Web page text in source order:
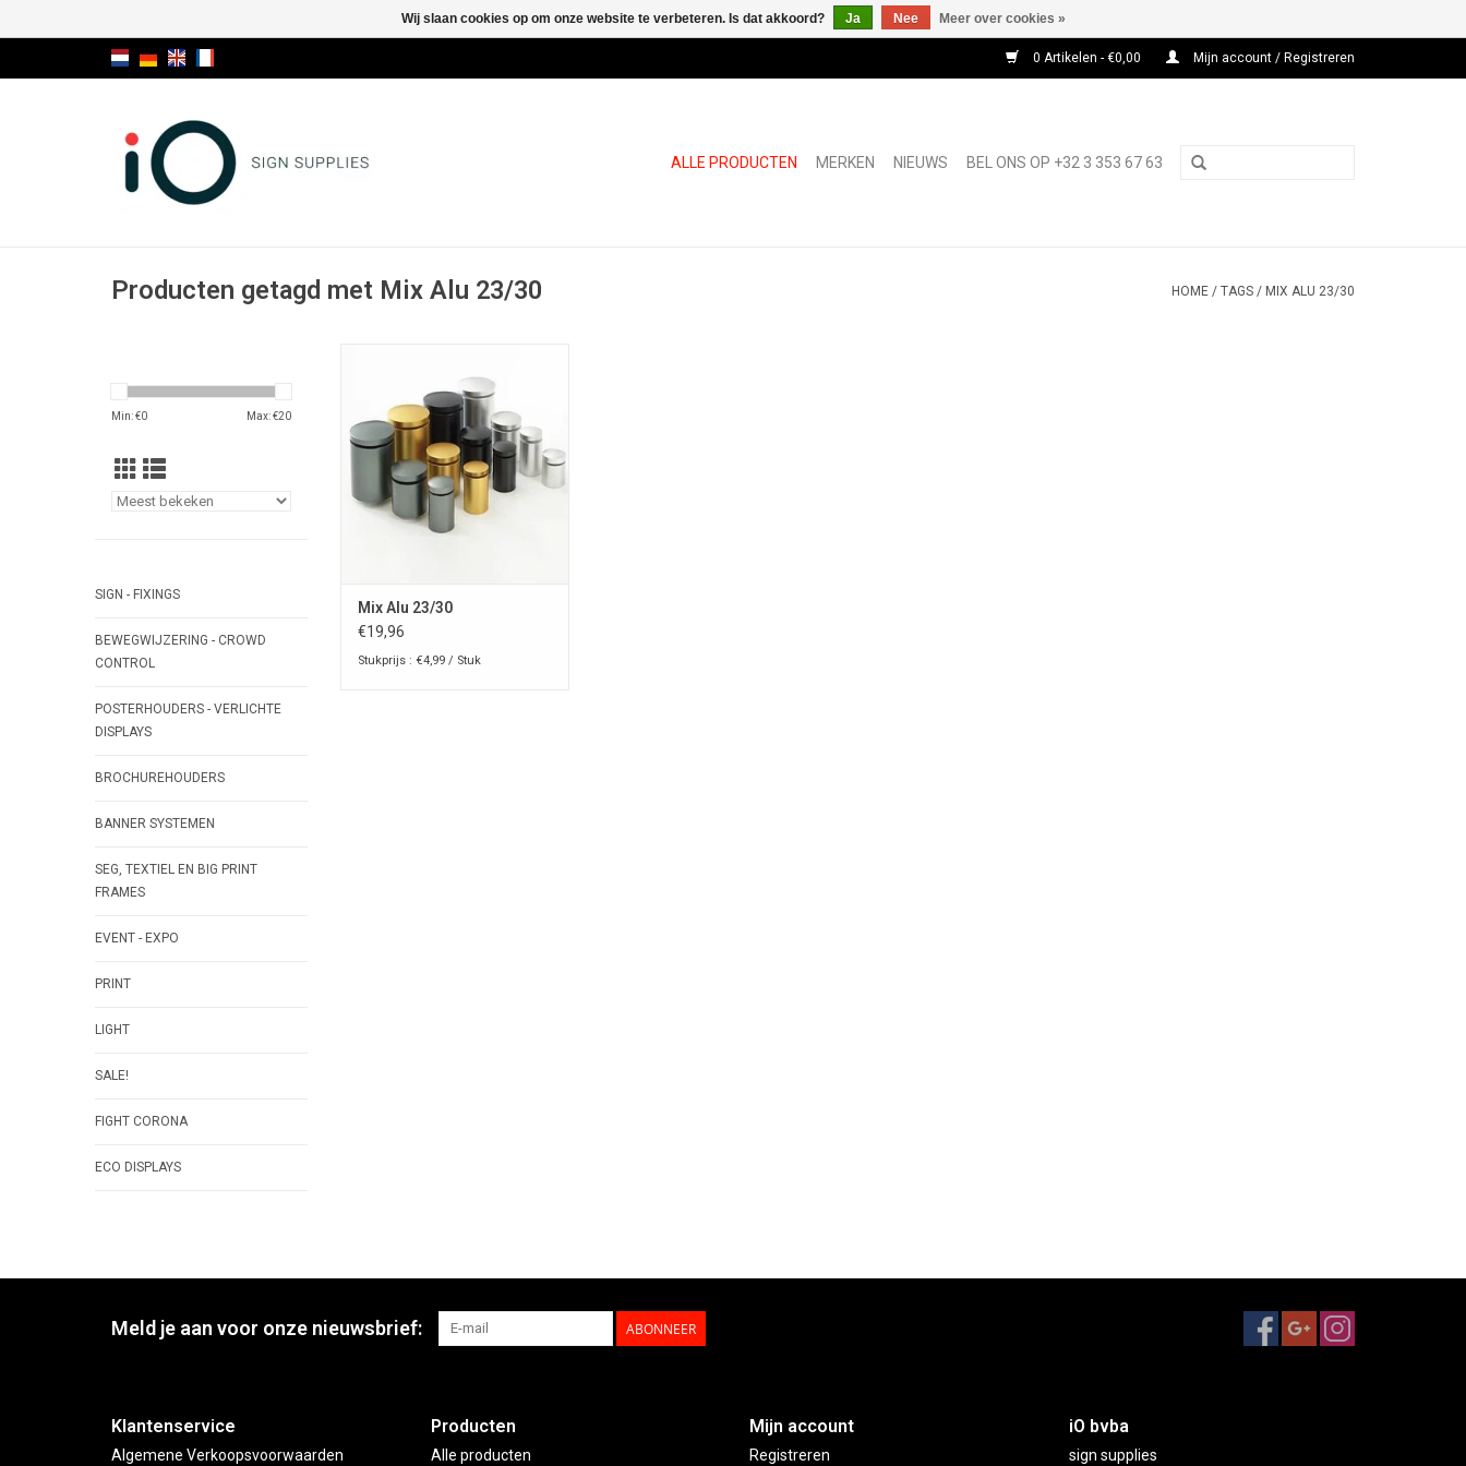
0 Artikelen - €0,00 Mijn account / Registreren
ALLE PRODUCTEN MERKEN NIEUWS BEL ONS OP +32 3 353 67 63
Producten getagd met Mix Alu 23/30 HOME / TAGS / MIX ALU 23/30
Min: €0 Max: €20
SIGN - FIXINGS
BEWEGWIJZERING - CROWD
CONTROL
POSTERHOUDERS - VERLICHTE
DISPLAYS
BROCHUREHOUDERS
BANNER SYSTEMEN
SEG, TEXTIEL EN BIG PRINT
FRAMES
EVENT - EXPO
PRINT
LIGHT
SALE!
FIGHT CORONA
ECO DISPLAYS
Mix Alu 23/30
€19,96
Stukprijs : €4,99 / Stuk
Meld je aan voor onze nieuwsbrief: ABONNEER
Klantenservice
Algemene Verkoopsvoorwaarden
Producten
Alle producten
Mijn account
Registreren
iO bvba
sign supplies
Wij slaan cookies op om onze website te verbeteren. Is dat akkoord? Ja Nee Meer over cookies »